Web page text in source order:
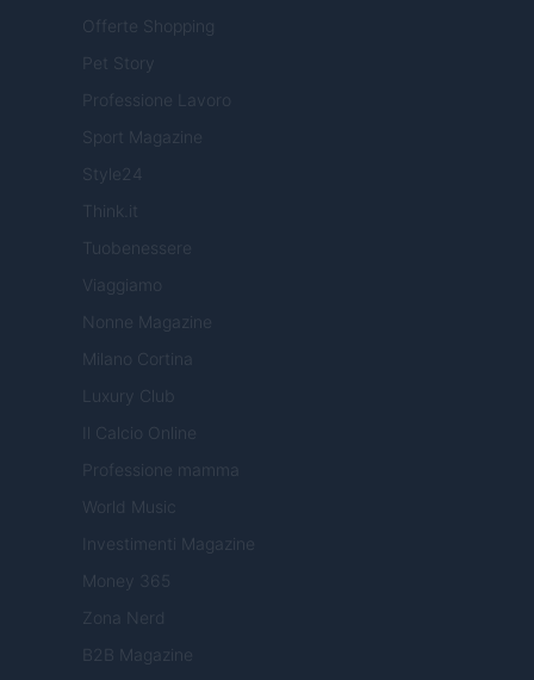
Offerte Shopping
Pet Story
Professione Lavoro
Sport Magazine
Style24
Think.it
Tuobenessere
Viaggiamo
Nonne Magazine
Milano Cortina
Luxury Club
Il Calcio Online
Professione mamma
World Music
Investimenti Magazine
Money 365
Zona Nerd
B2B Magazine